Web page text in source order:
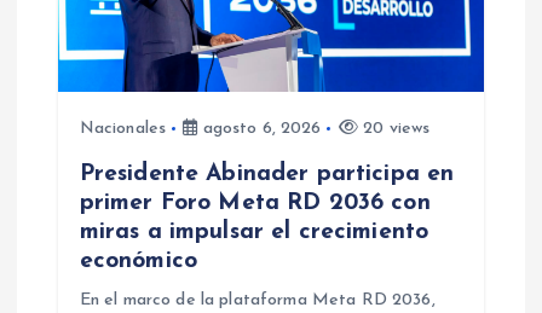
e
n
Nacionales agosto 6, 2026 20 views
Presidente Abinader participa en
primer Foro Meta RD 2036 con
miras a impulsar el crecimiento
económico
En el marco de la plataforma Meta RD 2036,